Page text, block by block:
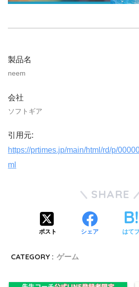
製品名
neem
会社
ソフトギア
引用元:
https://prtimes.jp/main/html/rd/p/
ml
SHARE
ポスト シェア はて
CATEGORY : ゲーム